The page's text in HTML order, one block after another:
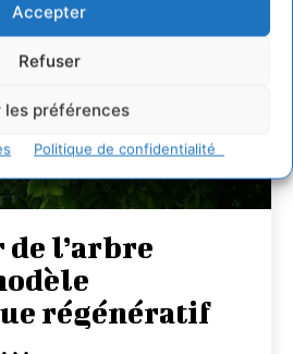
Accepter
Refuser
les préférences
Politique de confidentialité
de l’arbre
régénératif
…